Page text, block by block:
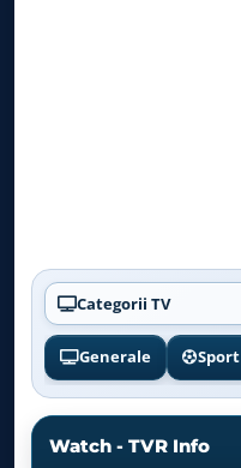
Categorii TV
Generale Sport
Watch - TVR Info